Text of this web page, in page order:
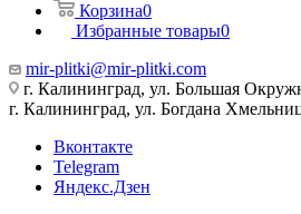
Корзина0
Избранные товары0
mir-plitki@mir-plitki.com
г. Калининград, ул. Большая
г. Калининград, ул. Богдана
Вконтакте
Telegram
Яндекс.Дзен